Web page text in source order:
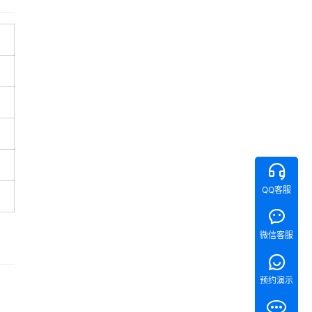
QQ客服
微信客服
预约演示